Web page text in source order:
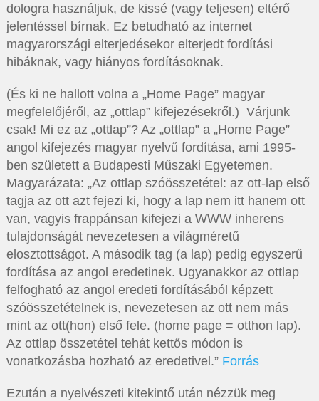
dologra használjuk, de kissé (vagy teljesen) eltérő
jelentéssel bírnak. Ez betudható az internet
magyarországi elterjedésekor elterjedt fordítási
hibáknak, vagy hiányos fordításoknak.
(És ki ne hallott volna a „Home Page” magyar
megfelelőjéről, az „ottlap” kifejezésekről.) Várjunk
csak! Mi ez az „ottlap”? Az „ottlap” a „Home Page”
angol kifejezés magyar nyelvű fordítása, ami 1995-
ben született a Budapesti Műszaki Egyetemen.
Magyarázata: „Az ottlap szóösszetétel: az ott-lap első
tagja az ott azt fejezi ki, hogy a lap nem itt hanem ott
van, vagyis frappánsan kifejezi a WWW inherens
tulajdonságát nevezetesen a világméretű
elosztottságot. A második tag (a lap) pedig egyszerű
fordítása az angol eredetinek. Ugyanakkor az ottlap
felfogható az angol eredeti fordításából képzett
szóösszetételnek is, nevezetesen az ott nem más
mint az ott(hon) első fele. (home page = otthon lap).
Az ottlap összetétel tehát kettős módon is
vonatkozásba hozható az eredetivel.” Forrás
Ezután a nyelvészeti kitekintő után nézzük meg